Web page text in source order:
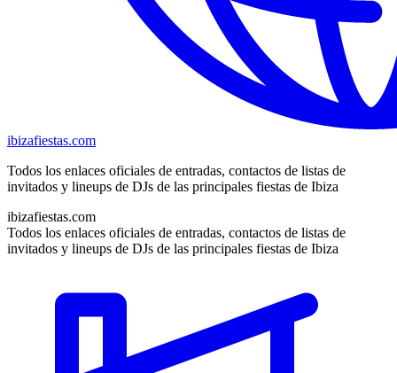
ibizafiestas.com
Todos los enlaces oficiales de entradas, contactos de listas de
invitados y lineups de DJs de las principales fiestas de Ibiza
ibizafiestas.com
Todos los enlaces oficiales de entradas, contactos de listas de
invitados y lineups de DJs de las principales fiestas de Ibiza